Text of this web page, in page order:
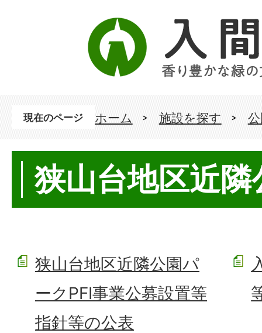
現在のページ ホーム 施設を探す
狭山台地区近隣
狭山台地区近隣公園パ
ークPFI事業公募設置等
指針等の公表